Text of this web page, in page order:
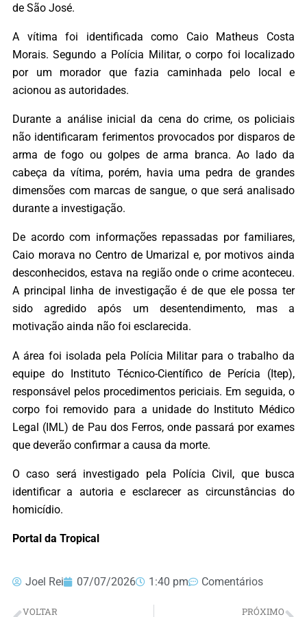
de São José.
A vítima foi identificada como Caio Matheus Costa
Morais. Segundo a Polícia Militar, o corpo foi localizado
por um morador que fazia caminhada pelo local e
acionou as autoridades.
Durante a análise inicial da cena do crime, os policiais
não identificaram ferimentos provocados por disparos de
arma de fogo ou golpes de arma branca. Ao lado da
cabeça da vítima, porém, havia uma pedra de grandes
dimensões com marcas de sangue, o que será analisado
durante a investigação.
De acordo com informações repassadas por familiares,
Caio morava no Centro de Umarizal e, por motivos ainda
desconhecidos, estava na região onde o crime aconteceu.
A principal linha de investigação é de que ele possa ter
sido agredido após um desentendimento, mas a
motivação ainda não foi esclarecida.
A área foi isolada pela Polícia Militar para o trabalho da
equipe do Instituto Técnico-Científico de Perícia (Itep),
responsável pelos procedimentos periciais. Em seguida, o
corpo foi removido para a unidade do Instituto Médico
Legal (IML) de Pau dos Ferros, onde passará por exames
que deverão confirmar a causa da morte.
O caso será investigado pela Polícia Civil, que busca
identificar a autoria e esclarecer as circunstâncias do
homicídio.
Portal da Tropical
Joel Rei 07/07/2026 1:40 pm Comentários
VOLTAR PRÓXIMO